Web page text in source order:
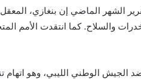
الشهر الماضي إن بنغازي،
والسلاح. كما انتقدت الأمم
الوطني الليبي، وهو اتهام